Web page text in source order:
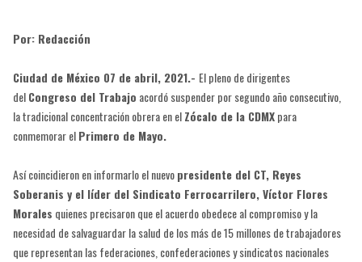
Por: Redacción
Ciudad de México 07 de abril, 2021.- El pleno de dirigentes
delCongreso del Trabajo acordó suspender por segundo año consecutivo,
la tradicional concentración obrera en elZócalo de la CDMXpara
conmemorar elPrimero de Mayo.
Así coincidieron en informarlo el nuevopresidente del CT, Reyes
Soberanis y el líder del Sindicato Ferrocarrilero, Víctor Flores
Morales quienes precisaron que el acuerdo obedece al compromiso y la
necesidad de salvaguardar la salud de los más de 15 millones de trabajadores
que representan las federaciones, confederaciones y sindicatos nacionales